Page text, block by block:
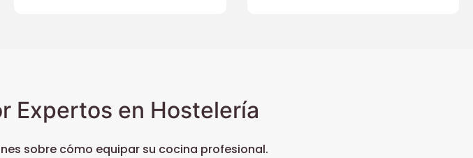
Expertos en Hostelería
sobre cómo equipar su cocina profesional.